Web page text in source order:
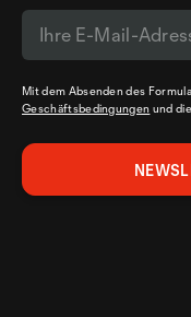
Mit dem Absenden des
Geschäftsbedingungen und die